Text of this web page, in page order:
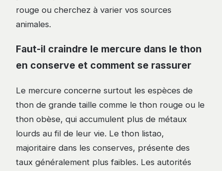
rouge ou cherchez à varier vos sources
animales.
Faut-il craindre le mercure dans le thon
en conserve et comment se rassurer
Le mercure concerne surtout les espèces de
thon de grande taille comme le thon rouge ou le
thon obèse, qui accumulent plus de métaux
lourds au fil de leur vie. Le thon listao,
majoritaire dans les conserves, présente des
taux généralement plus faibles. Les autorités